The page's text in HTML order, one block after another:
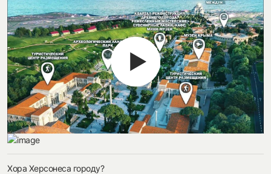
Хора Херсонеса городу?